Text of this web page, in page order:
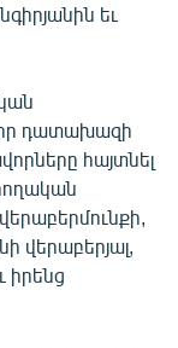
եւ
դատախազի
հայտնել
վերաբերյալ,
իրենց